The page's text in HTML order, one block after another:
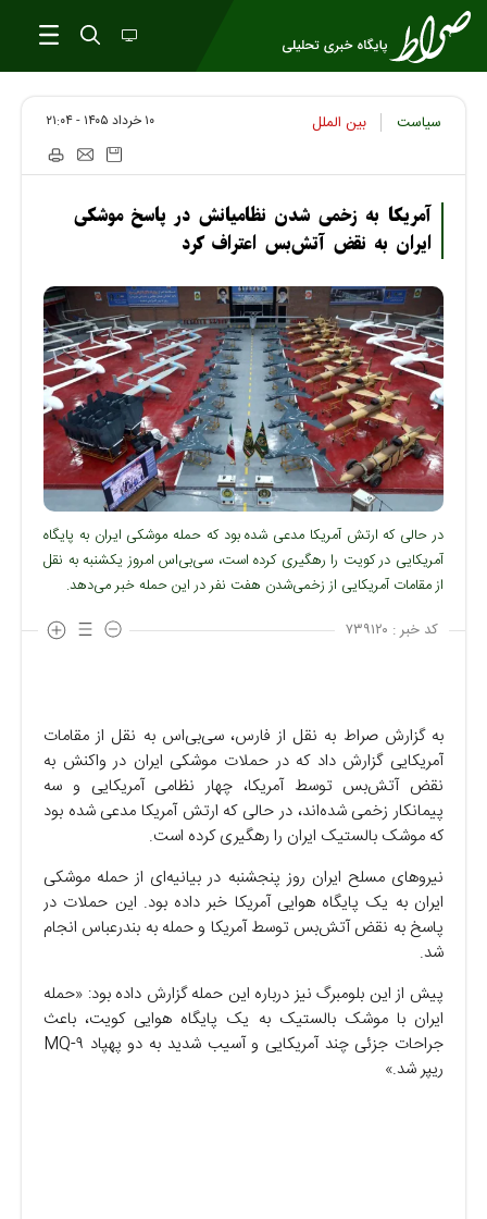
سیاست بین الملل ۱۰ خرداد ۱۴۰۵ - ۲۱:۰۴
آمریکا به زخمی شدن نظامیانش در پاسخ موشکی
ایران به نقض آتش‌بس اعتراف کرد
در حالی که ارتش آمریکا مدعی شده بود که حمله موشکی ایران به پایگاه
آمریکایی در کویت را رهگیری کرده است، سی‌بی‌اس امروز یکشنبه به نقل
از مقامات آمریکایی از زخمی‌شدن هفت نفر در این حمله خبر می‌دهد.
کد خبر : ۷۳۹۱۲۰
به گزارش صراط به نقل از فارس، سی‌بی‌اس به نقل از مقامات
آمریکایی گزارش داد که در حملات موشکی ایران در واکنش به
نقض آتش‌بس توسط آمریکا، چهار نظامی آمریکایی و سه
پیمانکار زخمی شده‌اند، در حالی که ارتش آمریکا مدعی شده بود
که موشک بالستیک ایران را رهگیری کرده است.
نیرو‌های مسلح ایران روز پنجشنبه در بیانیه‌ای از حمله موشکی
ایران به یک پایگاه هوایی آمریکا خبر داده بود. این حملات در
پاسخ به نقض آتش‌بس توسط آمریکا و حمله به بندرعباس انجام
شد.
پیش از این بلومبرگ نیز درباره این حمله گزارش داده بود: «حمله
ایران با موشک بالستیک به یک پایگاه هوایی کویت، باعث
جراحات جزئی چند آمریکایی و آسیب شدید به دو پهپاد MQ-۹
ریپر شد.»